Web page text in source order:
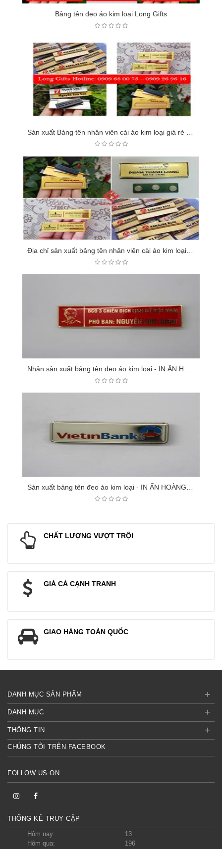
Bảng tên đeo áo kim loại Long Gifts
CHẤT LƯỢNG VƯỢT TRỘI
GIÁ CẢ CẠNH TRANH
GIAO HÀNG TOÀN QUỐC
DANH MỤC SẢN PHẨM +
DANH MỤC +
THÔNG TIN +
CHÚNG TÔI TRÊN FACEBOOK
FOLLOW US ON
THỐNG KÊ TRUY CẬP
Hôm nay:
13
Hôm qua:
196